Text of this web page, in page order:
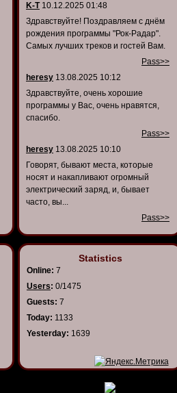
K-T10.12.2025 01:48
Здравствуйте! Поздравляем с днём
рождения программы "Рок-Радар".
Самых лучших треков и гостей Вам.
Pass>>
heresy 13.08.2025 10:12
Здравствуйте, очень хорошие
программы у Вас, очень нравятся,
спасибо.
Pass>>
heresy 13.08.2025 10:10
Говорят, бывают места, которые
носят и накапливают огромный
электрический заряд, и, бывает
часто, вы...
Pass>>
Statistics
Online: 7
Users: 0/1475
Guests: 7
Today: 1133
Yesterday: 1639